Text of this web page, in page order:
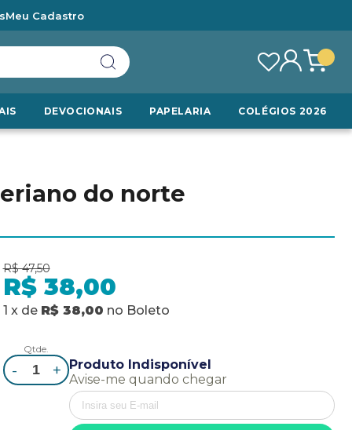
Meu Cadastro
DEVOCIONAIS PAPELARIA COLÉGIOS 2026
do norte
R$ 47,50
R$ 38,00
1 x de R$ 38,00 no Boleto
Qtde.
- +
Produto Indisponível
Avise-me quando chegar